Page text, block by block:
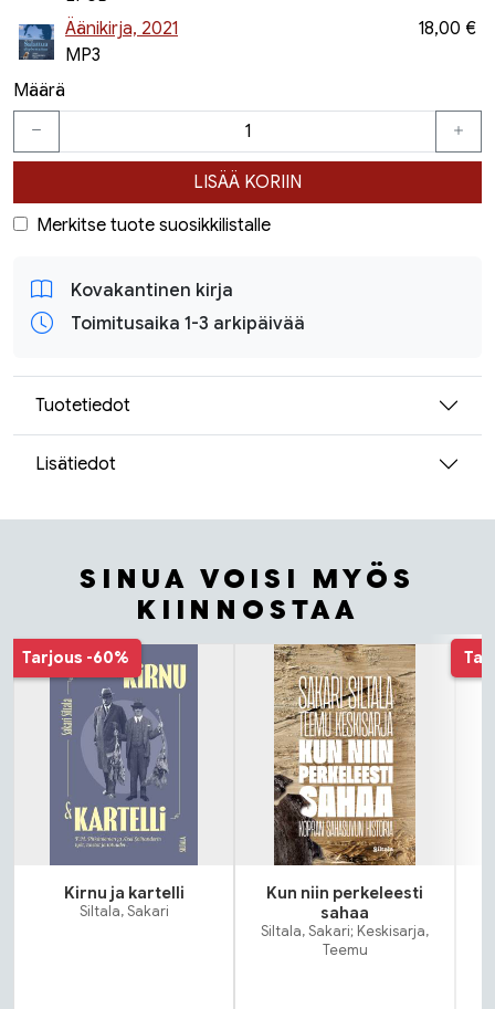
Äänikirja, 2021
MP3
18,00 €
Määrä
LISÄÄ KORIIN
Merkitse tuote suosikkilistalle
Kovakantinen kirja
Toimitusaika 1-3 arkipäivää
Tuotetiedot
Lisätiedot
SINUA VOISI MYÖS
KIINNOSTAA
Tuoteluettelon alku
Tarjous -60%
Kirnu ja kartelli
Siltala, Sakari
Kun niin perkeleesti
sahaa
Siltala, Sakari; Keskisarja,
Teemu